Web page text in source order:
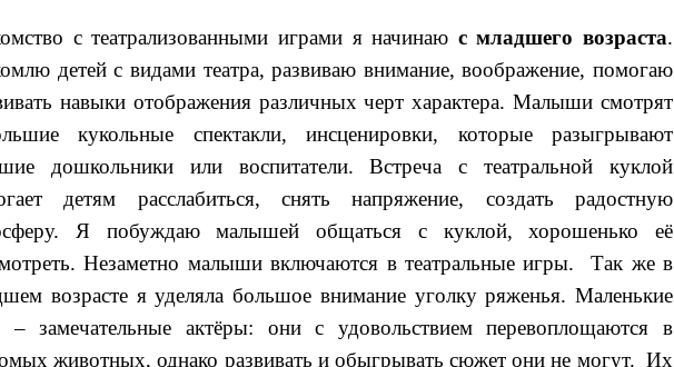
с театрализованными играми я начинаю с младшего возраста.
детей с видами театра, развиваю внимание, воображение, помогаю
навыки отображения различных черт характера. Малыши смотрят
кукольные спектакли, инсценировки, которые разыгрывают
дошкольники или воспитатели. Встреча с театральной куклой
детям расслабиться, снять напряжение, создать радостную
Я побуждаю малышей общаться с куклой, хорошенько её
Незаметно малыши включаются в театральные игры. Так же в
возрасте я уделяла большое внимание уголку ряженья. Маленькие
– замечательные актёры: они с удовольствием перевоплощаются в
животных, однако развивать и обыгрывать сюжет они не могут. Их